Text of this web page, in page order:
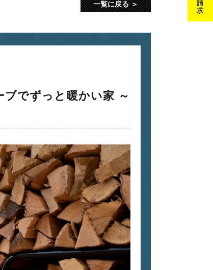
一覧に戻る
ブでずっと暖かい家 ～